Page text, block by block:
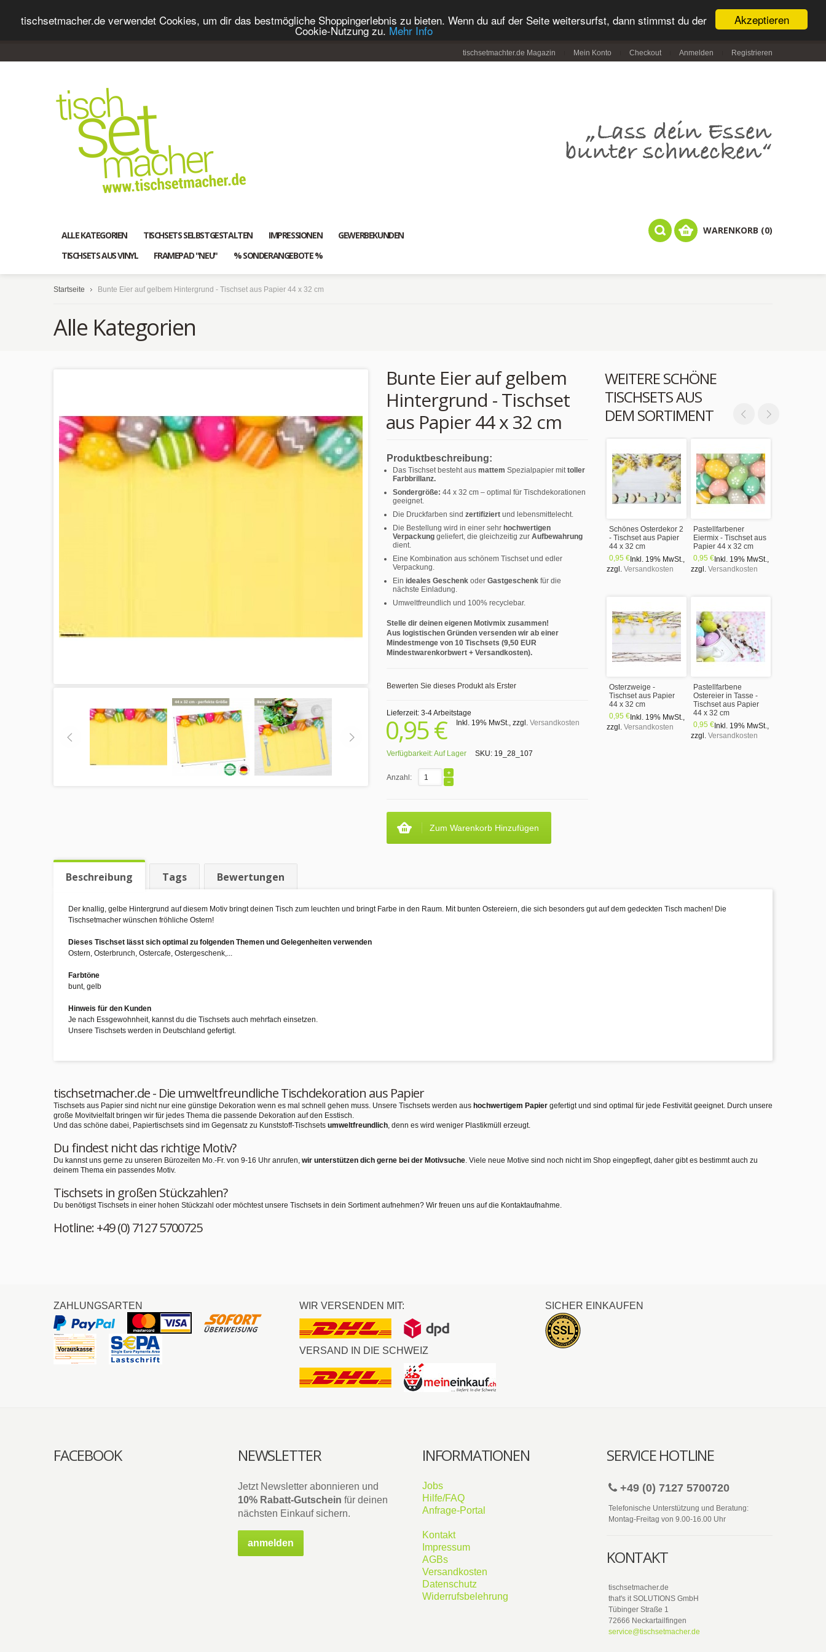
Akzeptieren
tischsetmacher.de verwendet Cookies, um dir das bestmögliche Shoppingerlebnis zu bieten. Wenn du auf der Seite weitersurfst, dann stimmst du der
Cookie-Nutzung zu. Mehr Info
tischsetmachter.de Magazin Mein Konto Checkout Anmelden Registrieren
ALLE KATEGORIEN TISCHSETS SELBSTGESTALTEN IMPRESSIONEN
GEWERBEKUNDEN
TISCHSETS AUS VINYL
FRAMEPAD "NEU" % SONDERANGEBOTE %
WARENKORB (0)
Startseite Bunte Eier auf gelbem Hintergrund - Tischset aus Papier 44 x 32 cm
Alle Kategorien
WEITERE SCHÖNE
TISCHSETS AUS
DEM SORTIMENT
Schönes Osterdekor 2
- Tischset aus Papier
44 x 32 cm
0,95 € Inkl. 19% MwSt.,
zzgl. Versandkosten
Pastellfarbener
Eiermix - Tischset aus
Papier 44 x 32 cm
0,95 € Inkl. 19% MwSt.,
zzgl. Versandkosten
Osterzweige -
Tischset aus Papier
44 x 32 cm
0,95 € Inkl. 19% MwSt.,
zzgl. Versandkosten
Pastellfarbene
Ostereier in Tasse -
Tischset aus Papier
44 x 32 cm
0,95 € Inkl. 19% MwSt.,
zzgl. Versandkosten
Bunte Eier auf gelbem
Hintergrund - Tischset
aus Papier 44 x 32 cm
Produktbeschreibung:
Das Tischset besteht aus mattem Spezialpapier mittoller
Farbbrillanz.
Sondergröße: 44 x 32 cm – optimal für Tischdekorationen
geeignet.
Die Druckfarben sind zertifiziert und lebensmittelecht.
Die Bestellung wird in einer sehr hochwertigen
Verpackung geliefert, die gleichzeitig zur Aufbewahrung
dient.
Eine Kombination aus schönem Tischset und edler
Verpackung.
Ein ideales Geschenk oder Gastgeschenk für die
nächste Einladung.
Umweltfreundlich und 100% recyclebar.
Stelle dir deinen eigenen Motivmix zusammen!
Aus logistischen Gründen versenden wir ab einer
Mindestmenge von 10 Tischsets (9,50 EUR
Mindestwarenkorbwert + Versandkosten).
Bewerten Sie dieses Produkt als Erster
Lieferzeit: 3-4 Arbeitstage
0,95 € Inkl. 19% MwSt., zzgl. Versandkosten
Verfügbarkeit:Auf Lager SKU: 19_28_107
Anzahl:
Zum Warenkorb Hinzufügen
Beschreibung Tags Bewertungen
Der knallig, gelbe Hintergrund auf diesem Motiv bringt deinen Tisch zum leuchten und bringt Farbe in den Raum. Mit bunten Ostereiern, die sich besonders gut auf dem gedeckten Tisch machen! Die
Tischsetmacher wünschen fröhliche Ostern!
Dieses Tischset lässt sich optimal zu folgenden Themen und Gelegenheiten verwenden
Ostern, Osterbrunch, Ostercafe, Ostergeschenk,...
Farbtöne
bunt, gelb
Hinweis für den Kunden
Je nach Essgewohnheit, kannst du die Tischsets auch mehrfach einsetzen.
Unsere Tischsets werden in Deutschland gefertigt.
tischsetmacher.de - Die umweltfreundliche Tischdekoration aus Papier
Tischsets aus Papier sind nicht nur eine günstige Dekoration wenn es mal schnell gehen muss. Unsere Tischsets werden aus hochwertigem Papier gefertigt und sind optimal für jede Festivität geeignet. Durch unsere
große Movitvielfalt bringen wir für jedes Thema die passende Dekoration auf den Esstisch.
Und das schöne dabei, Papiertischsets sind im Gegensatz zu Kunststoff-Tischsets umweltfreundlich, denn es wird weniger Plastikmüll erzeugt.
Du findest nicht das richtige Motiv?
Du kannst uns gerne zu unseren Bürozeiten Mo.-Fr. von 9-16 Uhr anrufen, wir unterstützen dich gerne bei der Motivsuche. Viele neue Motive sind noch nicht im Shop eingepflegt, daher gibt es bestimmt auch zu
deinem Thema ein passendes Motiv.
Tischsets in großen Stückzahlen?
Du benötigst Tischsets in einer hohen Stückzahl oder möchtest unsere Tischsets in dein Sortiment aufnehmen? Wir freuen uns auf die Kontaktaufnahme.
Hotline: +49 (0) 7127 5700725
ZAHLUNGSARTEN WIR VERSENDEN MIT:
VERSAND IN DIE SCHWEIZ
SICHER EINKAUFEN
FACEBOOK NEWSLETTER
Jetzt Newsletter abonnieren und
10% Rabatt-Gutschein für deinen
nächsten Einkauf sichern.
anmelden
INFORMATIONEN
Jobs
Hilfe/FAQ
Anfrage-Portal
Kontakt
Impressum
AGBs
Versandkosten
Datenschutz
Widerrufsbelehrung
SERVICE HOTLINE
+49 (0) 7127 5700720
Telefonische Unterstützung und Beratung:
Montag-Freitag von 9.00-16.00 Uhr
KONTAKT
tischsetmacher.de
that's it SOLUTIONS GmbH
Tübinger Straße 1
72666 Neckartailfingen
service@tischsetmacher.de